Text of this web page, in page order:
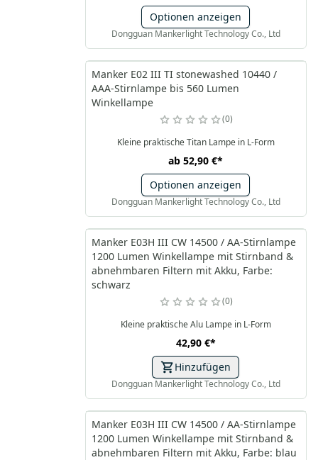
Optionen anzeigen
Dongguan Mankerlight Technology Co., Ltd
Manker E02 III TI stonewashed 10440 /
AAA-Stirnlampe bis 560 Lumen
Winkellampe
0
Kleine praktische Titan Lampe in L-Form
ab 52,90 €*
Optionen anzeigen
Dongguan Mankerlight Technology Co., Ltd
Manker E03H III CW 14500 / AA-Stirnlampe
1200 Lumen Winkellampe mit Stirnband &
abnehmbaren Filtern mit Akku, Farbe:
schwarz
0
Kleine praktische Alu Lampe in L-Form
42,90 €*
Hinzufügen
Dongguan Mankerlight Technology Co., Ltd
Manker E03H III CW 14500 / AA-Stirnlampe
1200 Lumen Winkellampe mit Stirnband &
abnehmbaren Filtern mit Akku, Farbe: blau